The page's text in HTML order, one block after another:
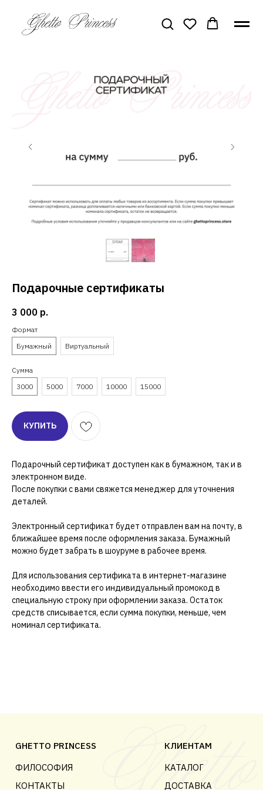
Подарочные сертификаты
3 000 р.
Формат
Бумажный
Виртуальный
Сумма
3000
5000 7000 10000 15000
КУПИТЬ
Подарочный сертификат доступен как в бумажном, так и в
электронном виде.
После покупки с вами свяжется менеджер для уточнения
деталей.
Электронный сертификат будет отправлен вам на почту, в
ближайшее время после оформления заказа. Бумажный
можно будет забрать в шоуруме в рабочее время.
Для использования сертификата в интернет-магазине
необходимо ввести его индивидуальный промокод в
специальную строку при оформлении заказа. Остаток
средств списывается, если сумма покупки, меньше, чем
номинал сертификата.
КАТАЛОГ
КЛИЕНТАМ
ФИЛОСОФИЯ
GHETTO PRINCESS
© 2018-2025 GHETTO PRINCESS